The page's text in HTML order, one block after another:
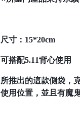
尺寸：15*20cm
可搭配5.11背心使用
所推出的這款側袋，
使用位置，並且有魔